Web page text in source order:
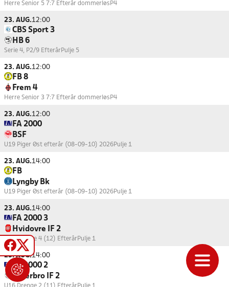
Herre Senior 5 7:7 Efterår dommerløs P4
23. AUG.12:00
CBS Sport 3
HB 6
Serie 4, P2/9 EfterårPulje 5
23. AUG.12:00
FB 8
Frem 4
Herre Senior 3 7:7 Efterår dommerløs P4
23. AUG.12:00
FA 2000
BSF
U19 Piger Øst efterår (08-09-10) 2026Pulje 1
23. AUG.14:00
FB
Lyngby Bk
U19 Piger Øst efterår (08-09-10) 2026Pulje 1
23. AUG.14:00
FA 2000 3
Hvidovre IF 2
U15 Drenge 4 (12) EfterårPulje 1
23. AUG.14:00
FA 2000 2
Østerbro IF 2
U16 Drenge 2 (11) EfterårPulje 1